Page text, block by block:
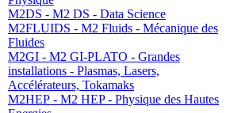
M2DS - M2 DS - Data Science
M2FLUIDS - M2 Fluids - Mécanique des
Fluides
M2GI - M2 GI-PLATO - Grandes
installations - Plasmas, Lasers,
Accélérateurs, Tokamaks
M2HEP - M2 HEP - Physique des Hautes